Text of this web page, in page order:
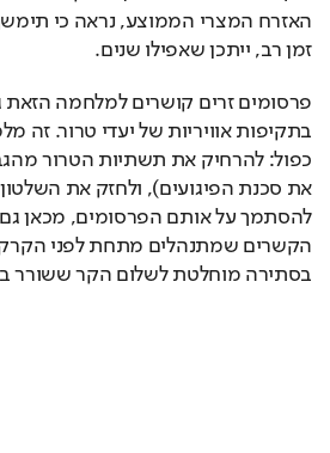
זמן רב, ייתכן שאפילו שנים.
בסתירה מוחלטת לשלום הקר ששורר